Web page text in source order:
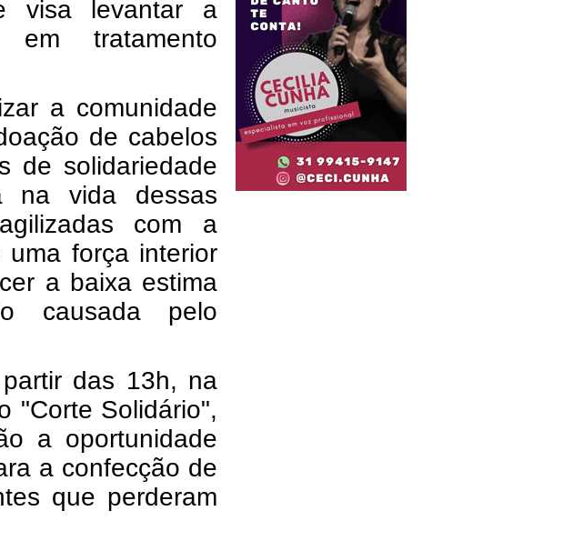
visa levantar a
em tratamento
a comunidade
de cabelos
de solidariedade
na vida dessas
com a
uma força interior
a baixa estima
causada pelo
das 13h, na
"Corte Solidário",
a oportunidade
a confecção de
que perderam